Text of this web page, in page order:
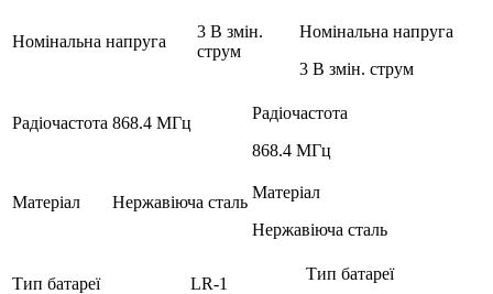
Номінальна напруга
3 В змін.
струм
Номінальна напруга
3 В змін. струм
Радіочастота 868.4 МГц
Радіочастота
868.4 МГц
Матеріал Нержавіюча сталь
Матеріал
Нержавіюча сталь
Тип батареї LR-1
Тип батареї